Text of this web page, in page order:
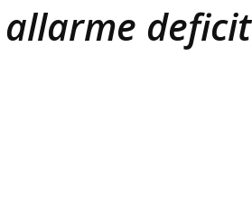
deficit